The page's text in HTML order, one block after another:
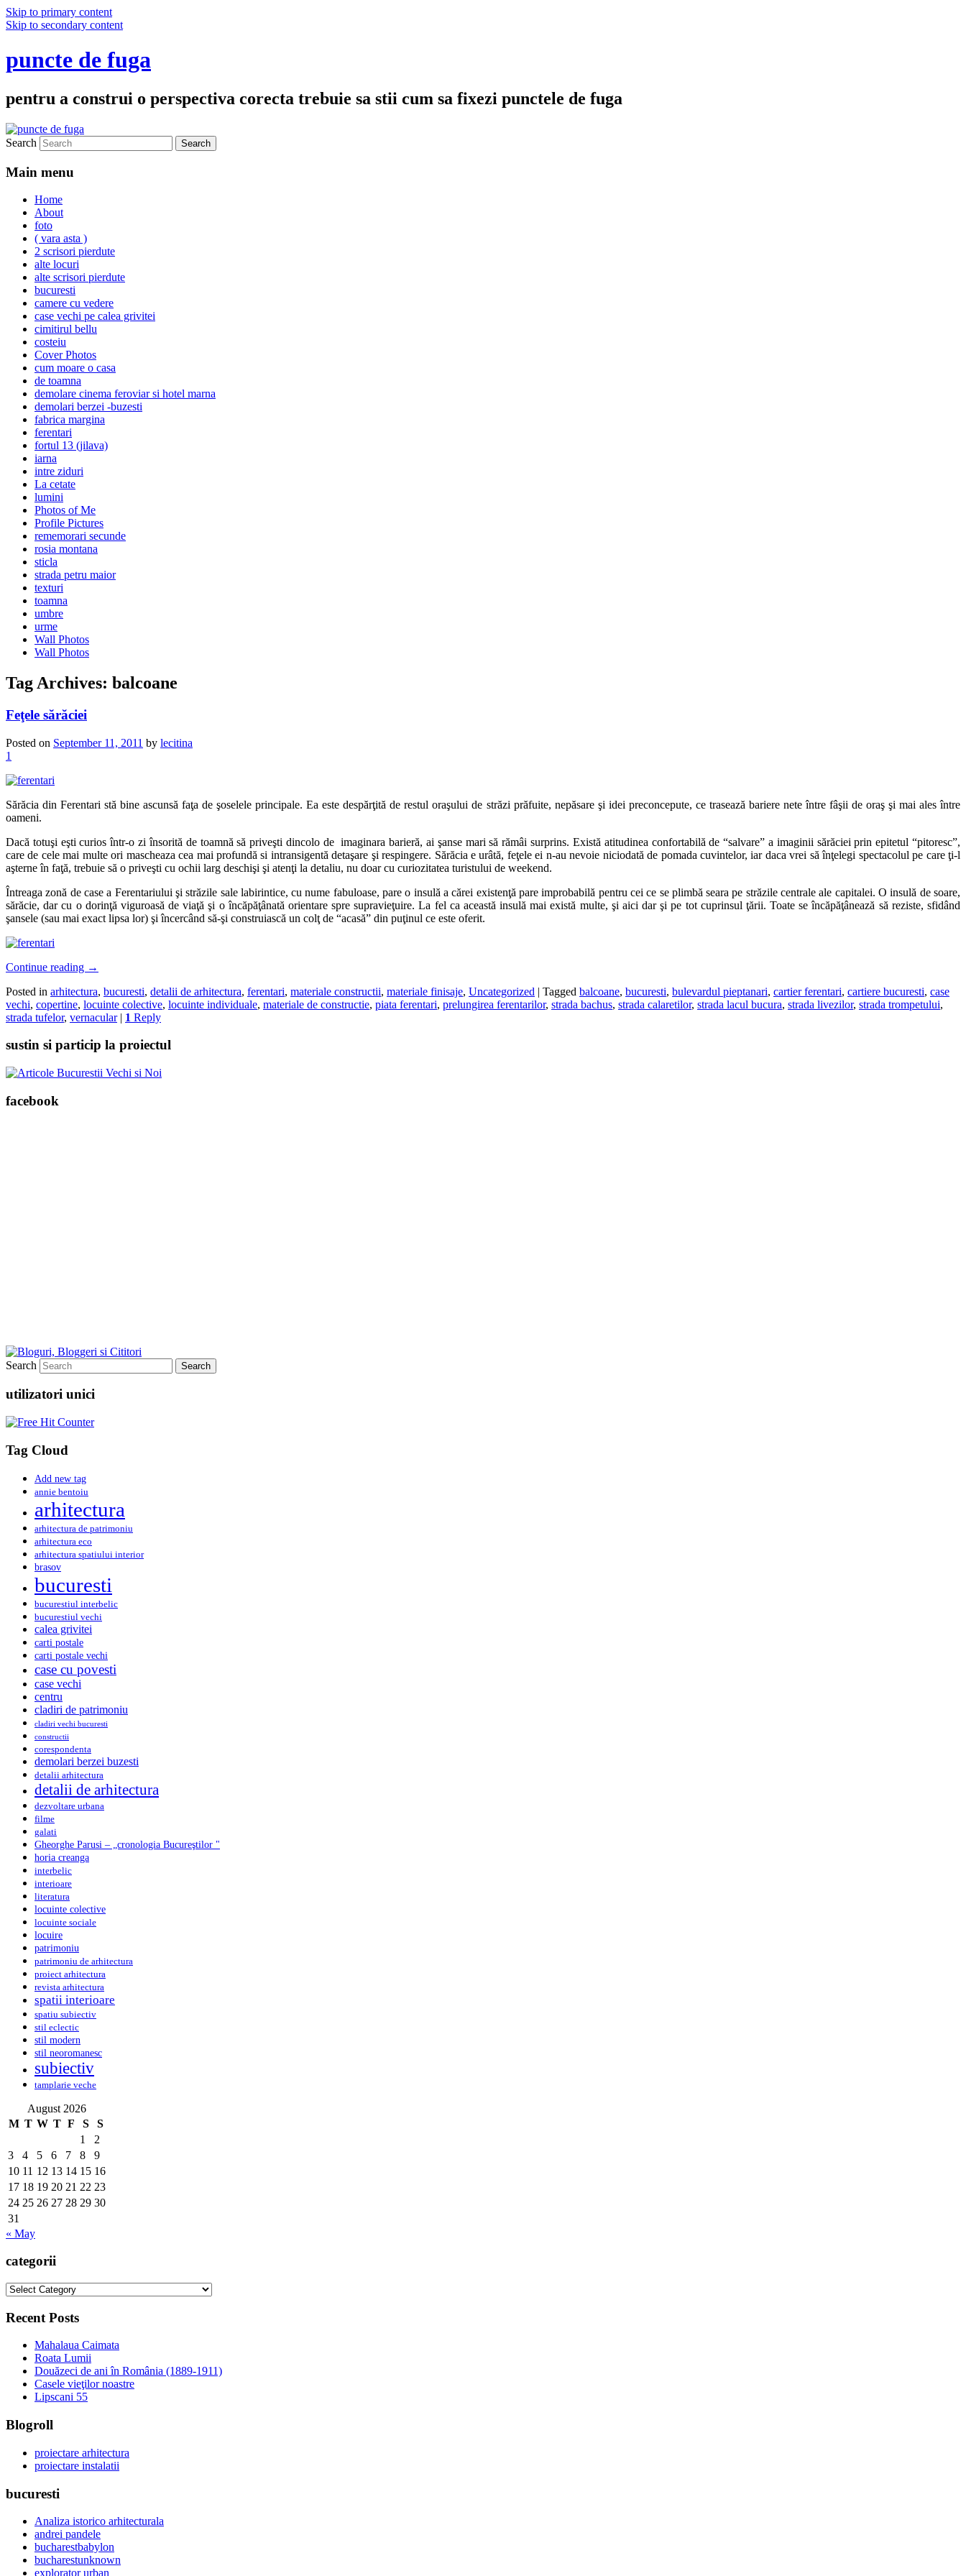
Skip to primary content
Skip to secondary content
puncte de fuga
pentru a construi o perspectiva corecta trebuie sa stii cum sa fixezi punctele de fuga
Search
Main menu
Home
About
foto
( vara asta )
2 scrisori pierdute
alte locuri
alte scrisori pierdute
bucuresti
camere cu vedere
case vechi pe calea grivitei
cimitirul bellu
costeiu
Cover Photos
cum moare o casa
de toamna
demolare cinema feroviar si hotel marna
demolari berzei -buzesti
fabrica margina
ferentari
fortul 13 (jilava)
iarna
intre ziduri
La cetate
lumini
Photos of Me
Profile Pictures
rememorari secunde
rosia montana
sticla
strada petru maior
texturi
toamna
umbre
urme
Wall Photos
Wall Photos
Tag Archives: balcoane
Feţele sărăciei
Posted on September 11, 2011 by lecitina
1
Sărăcia din Ferentari stă bine ascunsă faţa de şoselele principale. Ea este despărţită de restul oraşului de străzi prăfuite, nepăsare şi idei preconcepute, ce trasează bariere nete între fâşii de oraş şi mai ales între
oameni.
Dacă totuşi eşti curios într-o zi însorită de toamnă să priveşti dincolo de imaginara barieră, ai şanse mari să rămâi surprins. Există atitudinea confortabilă de “salvare” a imaginii sărăciei prin epitetul “pitoresc”,
care de cele mai multe ori mascheaza cea mai profundă si intransigentă detaşare şi respingere. Sărăcia e urâtă, feţele ei n-au nevoie niciodată de pomada cuvintelor, iar daca vrei să înţelegi spectacolul pe care ţi-l
aşterne în faţă, trebuie să o priveşti cu ochii larg deschişi şi atenţi la detaliu, nu doar cu curiozitatea turistului de weekend.
Întreaga zonă de case a Ferentariului şi străzile sale labirintice, cu nume fabuloase, pare o insulă a cărei existenţă pare improbabilă pentru cei ce se plimbă seara pe străzile centrale ale capitalei. O insulă de soare,
sărăcie, dar cu o dorinţă viguroasă de viaţă şi o încăpăţânată orientare spre supravieţuire. La fel ca această insulă mai există multe, şi aici dar şi pe tot cuprinsul ţării. Toate se încăpăţânează să reziste, sfidând
şansele (sau mai exact lipsa lor) şi încercând să-şi construiască un colţ de “acasă” din puţinul ce este oferit.
Continue reading →
Posted in arhitectura, bucuresti, detalii de arhitectura, ferentari, materiale constructii, materiale finisaje, Uncategorized | Tagged balcoane, bucuresti, bulevardul pieptanari, cartier ferentari, cartiere bucuresti, case
vechi, copertine, locuinte colective, locuinte individuale, materiale de constructie, piata ferentari, prelungirea ferentarilor, strada bachus, strada calaretilor, strada lacul bucura, strada livezilor, strada trompetului,
strada tufelor, vernacular | 1 Reply
sustin si particip la proiectul
facebook
Search
utilizatori unici
Tag Cloud
Add new tag
annie bentoiu
arhitectura
arhitectura de patrimoniu
arhitectura eco
arhitectura spatiului interior
brasov
bucuresti
bucurestiul interbelic
bucurestiul vechi
calea grivitei
carti postale
carti postale vechi
case cu povesti
case vechi
centru
cladiri de patrimoniu
cladiri vechi bucuresti
constructii
corespondenta
demolari berzei buzesti
detalii arhitectura
detalii de arhitectura
dezvoltare urbana
filme
galati
Gheorghe Parusi – „cronologia Bucureştilor "
horia creanga
interbelic
interioare
literatura
locuinte colective
locuinte sociale
locuire
patrimoniu
patrimoniu de arhitectura
proiect arhitectura
revista arhitectura
spatii interioare
spatiu subiectiv
stil eclectic
stil modern
stil neoromanesc
subiectiv
tamplarie veche
August 2026
M T W T F S
S
1
2
3
4 5 6 7 8
9
10 11 12 13 14 15 16
17 18 19 20 21 22 23
24 25 26 27 28 29 30
31
« May
categorii
categorii
Recent Posts
Mahalaua Caimata
Roata Lumii
Douăzeci de ani în România (1889-1911)
Casele vieţilor noastre
Lipscani 55
Blogroll
proiectare arhitectura
proiectare instalatii
bucuresti
Analiza istorico arhitecturala
andrei pandele
bucharestbabylon
bucharestunknown
explorator urban